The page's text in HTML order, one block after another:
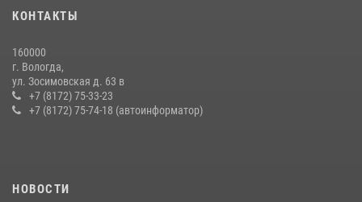
угрожавших молодежи расправой
21 единицу оружия изъяли за минувшую неделю сотрудники
Росгвардии в Вологодской области
20 июля 2026, 10:47
КОНТАКТЫ
160000
г. Вологда,
ул. Зосимовская д. 63 в
+7 (8172) 75-33-23
+7 (8172) 75-74-18 (автоинформатор)
НОВОСТИ